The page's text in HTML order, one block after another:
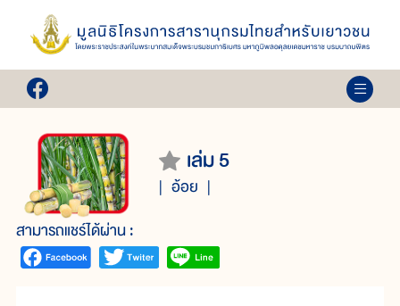
เล่ม 5
อ้อย
สามารถแชร์ได้ผ่าน :